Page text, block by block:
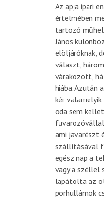
Az apja ipari
értelmében
tartozó
János
elöljáróknak,
választ,
várakozott,
hiába. Azután
kér valamelyik
oda sem
ami javarészt
szállításával
egész nap a
vagy a széllel
lapátolta az
porhullámok